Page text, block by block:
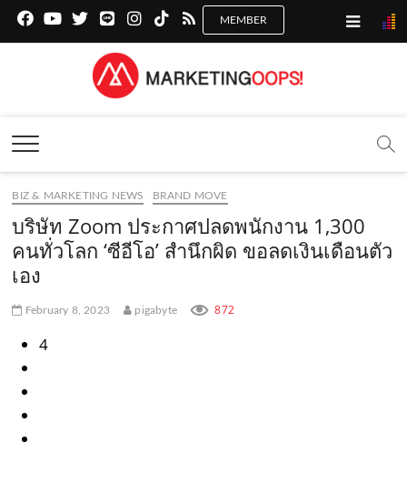
a
b
o
o
k
.
c
o
o
b
e
.
o
.
c
i
n
m
e
n
s
g
r
a
.
i
k
k
.
c
m
s
s
BIZ & MARKETING NEWS BRAND MOVE
บริษัท Zoom ประกาศปลดพนักงาน 1,300
คนทั่วโลก ‘ซีอีโอ’ สำนึกผิด ขอลดเงินเดือนตัว
เอง
February 8, 2023 pigabyte 872
4